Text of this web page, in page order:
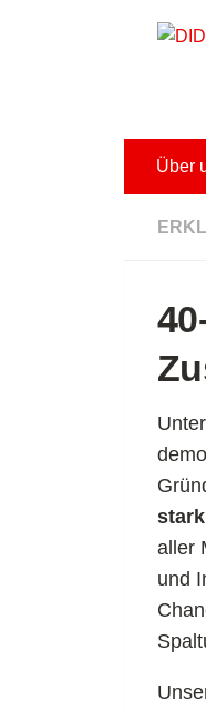
Unter dem Inhalt
Über
aller
und